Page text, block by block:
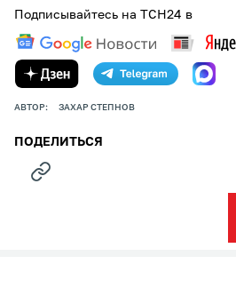
Подписывайтесь на ТСН24 в
АВТОР: ЗАХАР СТЕПНОВ
ПОДЕЛИТЬСЯ